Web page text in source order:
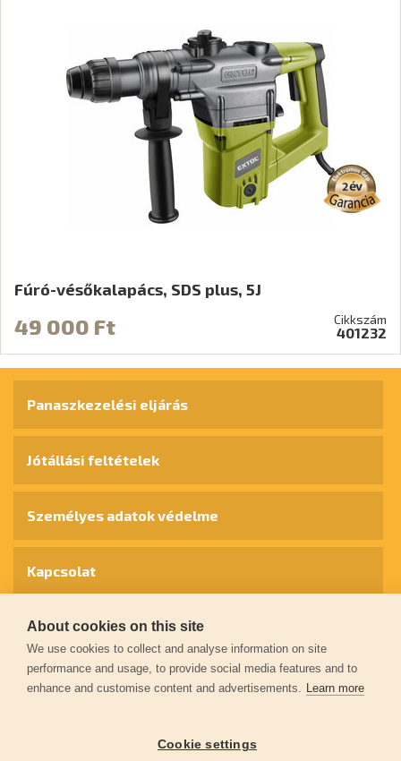
Fúró-vésőkalapács, SDS plus, 5J
49 000 Ft Cikkszám
401232
© 2026extol.hu- Minden jog fenntartva
Panaszkezelési eljárás
Jótállási feltételek
Személyes adatok védelme
Kapcsolat
Garancia regisztráció
Létrehozta FEO
About cookies on this site
We use cookies to collect and analyse information on site
performance and usage, to provide social media features and to
enhance and customise content and advertisements. Learn more
Cookie settings